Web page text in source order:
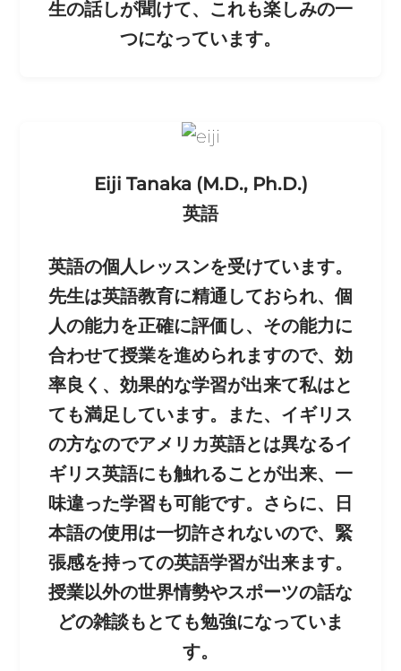
生の話しが聞けて、これも楽しみの一
つになっています。
Eiji Tanaka (M.D., Ph.D.)
英語
英語の個人レッスンを受けています。
先生は英語教育に精通しておられ、個
人の能力を正確に評価し、その能力に
合わせて授業を進められますので、効
率良く、効果的な学習が出来て私はと
ても満足しています。また、イギリス
の方なのでアメリカ英語とは異なるイ
ギリス英語にも触れることが出来、一
味違った学習も可能です。さらに、日
本語の使用は一切許されないので、緊
張感を持っての英語学習が出来ます。
授業以外の世界情勢やスポーツの話な
どの雑談もとても勉強になっていま
す。